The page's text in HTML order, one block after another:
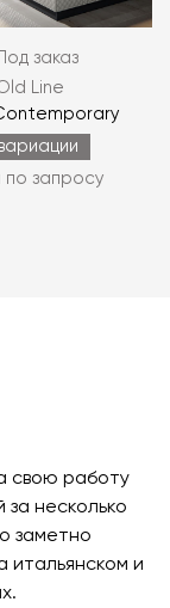
Под заказ
Line
по запросу
свою работу
несколько
заметно
итальянском и